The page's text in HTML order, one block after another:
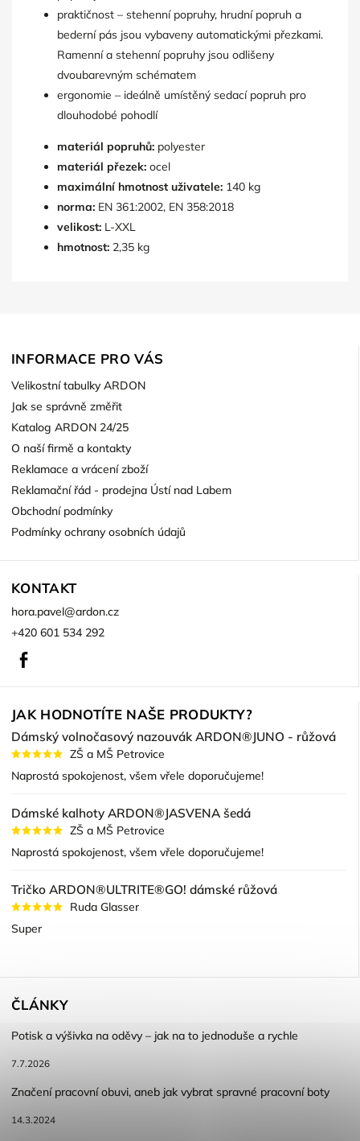
praktičnost – stehenní popruhy, hrudní popruh a
bederní pás jsou vybaveny automatickými přezkami.
Ramenní a stehenní popruhy jsou odlišeny
dvoubarevným schématem
ergonomie – ideálně umístěný sedací popruh pro
dlouhodobé pohodlí
materiál popruhů: polyester
materiál přezek: ocel
maximální hmotnost uživatele: 140 kg
norma: EN 361:2002, EN 358:2018
velikost: L-XXL
hmotnost: 2,35 kg
INFORMACE PRO VÁS
Velikostní tabulky ARDON
Jak se správně změřit
Katalog ARDON 24/25
O naší firmě a kontakty
Reklamace a vrácení zboží
Reklamační řád - prodejna Ústí nad Labem
Obchodní podmínky
Podmínky ochrany osobních údajů
KONTAKT
hora.pavel@ardon.cz
+420 601 534 292
JAK HODNOTÍTE NAŠE PRODUKTY?
Dámský volnočasový nazouvák ARDON®JUNO - růžová
ZŠ a MŠ Petrovice
Naprostá spokojenost, všem vřele doporučujeme!
Dámské kalhoty ARDON®JASVENA šedá
ZŠ a MŠ Petrovice
Naprostá spokojenost, všem vřele doporučujeme!
Tričko ARDON®ULTRITE®GO! dámské růžová
Ruda Glasser
Super
ČLÁNKY
Potisk a výšivka na oděvy – jak na to jednoduše a rychle
7.7.2026
Značení pracovní obuvi, aneb jak vybrat spravné pracovní boty
14.3.2024